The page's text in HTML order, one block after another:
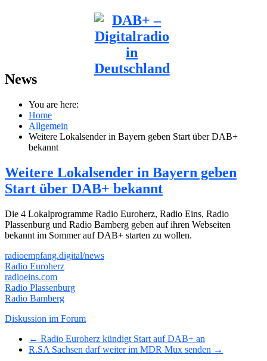
News
You are here:
Home
Allgemein
Weitere Lokalsender in Bayern geben Start über DAB+
bekannt
Weitere Lokalsender in Bayern geben
Start über DAB+ bekannt
Die 4 Lokalprogramme Radio Euroherz, Radio Eins, Radio
Plassenburg und Radio Bamberg geben auf ihren Webseiten
bekannt im Sommer auf DAB+ starten zu wollen.
radioempfang.digital/news
Radio Euroherz
radioeins.com
Radio Plassenburg
Radio Bamberg
Diskussion im Forum
← Radio Euroherz kündigt Start auf DAB+ an
R.SA Sachsen darf weiter im MDR Mux senden →